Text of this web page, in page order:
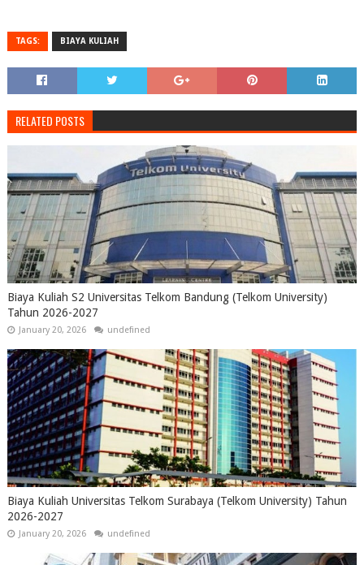
TAGS: BIAYA KULIAH
RELATED POSTS
Biaya Kuliah S2 Universitas Telkom Bandung (Telkom University)
Tahun 2026-2027
January 20, 2026 undefined
Biaya Kuliah Universitas Telkom Surabaya (Telkom University) Tahun
2026-2027
January 20, 2026 undefined